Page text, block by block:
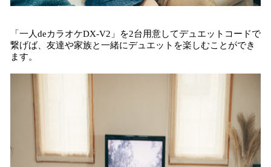
「一人deカラオケDX-V2」を2台用意してデュエットコードで
繋げば、友達や家族と一緒にデュエットを楽しむことができ
ます。